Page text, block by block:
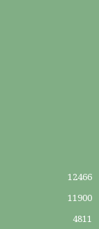
12466
11900
4811